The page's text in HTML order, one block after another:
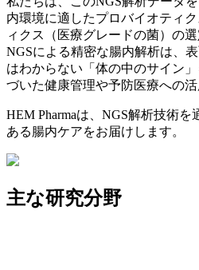
内環境に適したプロバイオティ
ィクス（医療グレードの菌）の
NGSによる精密な腸内解析は、
はわからない「体の中のサイン
づいた健康管理や予防医療への活
HEM Pharmaは、NGS解析技術
ある腸内ケアをお届けします。
主な研究分野